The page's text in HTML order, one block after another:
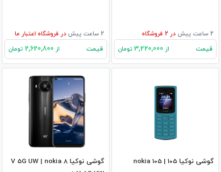
2 ساعت پیش در فروشگاه
قیمت از تومان
2 ساعت پیش در فروشگاه اعتبار ما
قیمت از تومان
گوشی نوکیا 105 | nokia 105
گوشی نوکیا 8 V 5G UW | nokia